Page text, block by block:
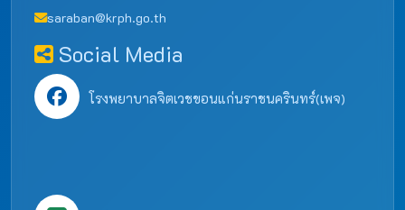
saraban@krph.go.th
Social Media
โรงพยาบาลจิตเวชขอนแก่นราชนครินทร์(เพจ)